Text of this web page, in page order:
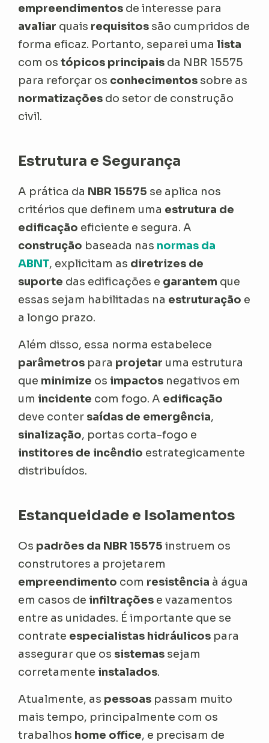
empreendimentos de interesse para
avaliar quais requisitos são cumpridos de
forma eficaz. Portanto, separei uma lista
com ostópicos principais da NBR 15575
para reforçar os conhecimentos sobre as
normatizações do setor de construção
civil.
Estrutura e Segurança
A prática da NBR 15575 se aplica nos
critérios que definem uma estrutura de
edificação eficiente e segura. A
construção baseada nas normas da
ABNT, explicitam as diretrizes de
suporte das edificações e garantem que
essas sejam habilitadas na estruturação e
a longo prazo.
Além disso, essa norma estabelece
parâmetros para projetar uma estrutura
que minimize os impactos negativos em
um incidente com fogo. A edificação
deve conter saídas de emergência,
sinalização, portas corta-fogo e
institores de incêndio estrategicamente
distribuídos.
Estanqueidade e Isolamentos
Os padrões da NBR 15575 instruem os
construtores a projetarem
empreendimento com resistência à água
em casos de infiltrações e vazamentos
entre as unidades. É importante que se
contrate especialistas hidráulicos para
assegurar que os sistemas sejam
corretamente instalados.
Atualmente, as pessoas passam muito
mais tempo, principalmente com os
trabalhos home office, e precisam de